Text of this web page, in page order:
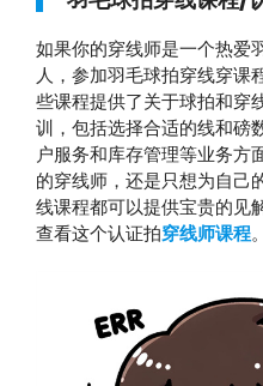
如果你的穿线师是一个热爱
人，参加羽毛球拍穿线穿课
些课程提供了关于球拍和穿
训，包括选择合适的线和磅
户服务和库存管理等业务方
的穿线师，还是只想为自己
线课程都可以提供宝贵的见
查看这个认证拍穿线师课程。